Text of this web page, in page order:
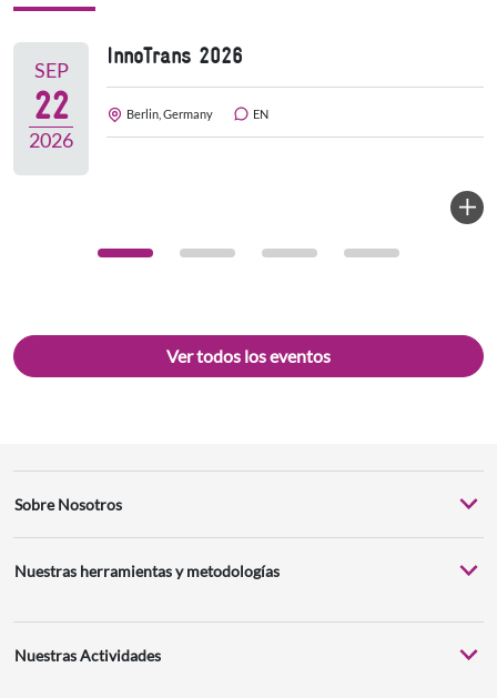
SEP
22
2026
InnoTrans 2026
Berlin, Germany EN
Ver todos los eventos
Sobre Nosotros
Nuestras herramientas y metodologías
Nuestras Actividades